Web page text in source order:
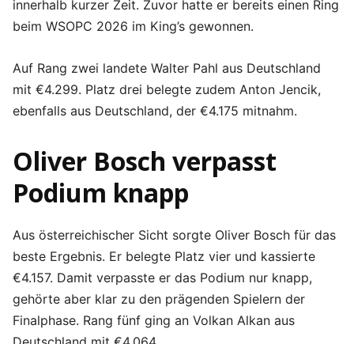
innerhalb kurzer Zeit. Zuvor hatte er bereits einen Ring
beim WSOPC 2026 im King’s gewonnen.
Auf Rang zwei landete Walter Pahl aus Deutschland
mit €4.299. Platz drei belegte zudem Anton Jencik,
ebenfalls aus Deutschland, der €4.175 mitnahm.
Oliver Bosch verpasst
Podium knapp
Aus österreichischer Sicht sorgte Oliver Bosch für das
beste Ergebnis. Er belegte Platz vier und kassierte
€4.157. Damit verpasste er das Podium nur knapp,
gehörte aber klar zu den prägenden Spielern der
Finalphase. Rang fünf ging an Volkan Alkan aus